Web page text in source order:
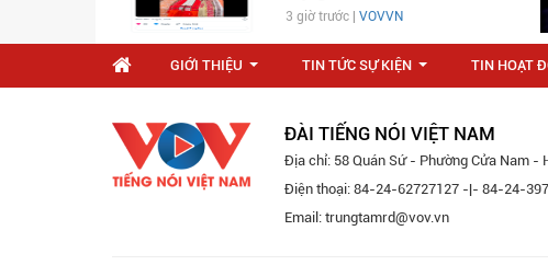
3 giờ trước | VOVVN
GIỚI THIỆU TIN TỨC SỰ KIỆN TIN HOẠT
ĐÀI TIẾNG NÓI VIỆT NAM
Địa chỉ: 58 Quán Sứ - Phường Cửa Nam -
Điện thoại: 84-24-62727127 -|- 84-24-
Email: trungtamrd@vov.vn